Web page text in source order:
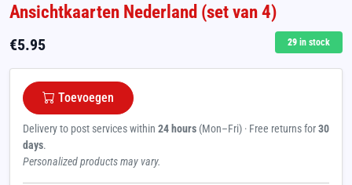
Ansichtkaarten Nederland (set van 4)
€5.95 29 in stock
Toevoegen
Delivery to post services within 24 hours (Mon–Fri) · Free returns for30
days.
Personalized products may vary.